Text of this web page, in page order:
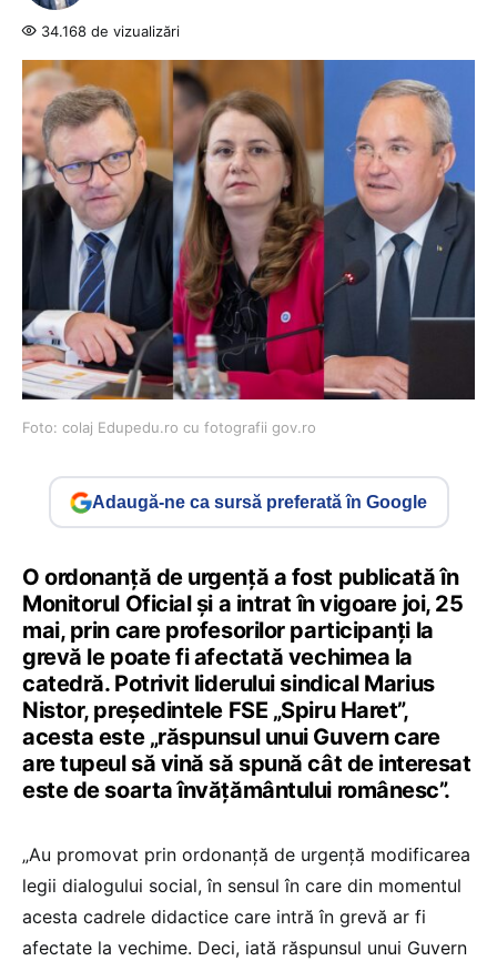
34.168 de vizualizări
Foto: colaj Edupedu.ro cu fotografii gov.ro
Adaugă-ne ca sursă preferată în Google
O ordonanță de urgență a fost publicată în
Monitorul Oficial și a intrat în vigoare joi, 25
mai, prin care profesorilor participanți la
grevă le poate fi afectată vechimea la
catedră. Potrivit liderului sindical Marius
Nistor, președintele FSE „Spiru Haret”,
acesta este „răspunsul unui Guvern care
are tupeul să vină să spună cât de interesat
este de soarta învățământului românesc”.
„Au promovat prin ordonanță de urgență modificarea
legii dialogului social, în sensul în care din momentul
acesta cadrele didactice care intră în grevă ar fi
afectate la vechime. Deci, iată răspunsul unui Guvern